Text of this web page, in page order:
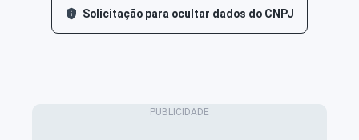
Solicitação para ocultar dados do CNPJ